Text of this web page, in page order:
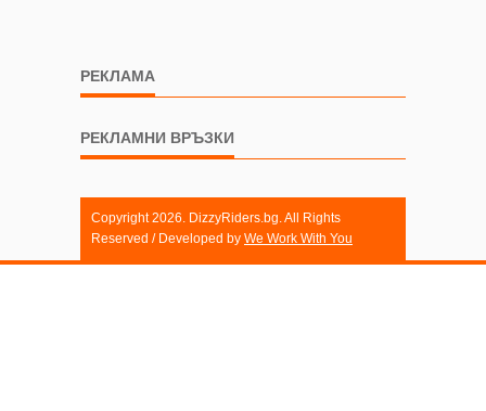
РЕКЛАМА
РЕКЛАМНИ ВРЪЗКИ
Copyright 2026. DizzyRiders.bg. All Rights
Reserved / Developed by We Work With You